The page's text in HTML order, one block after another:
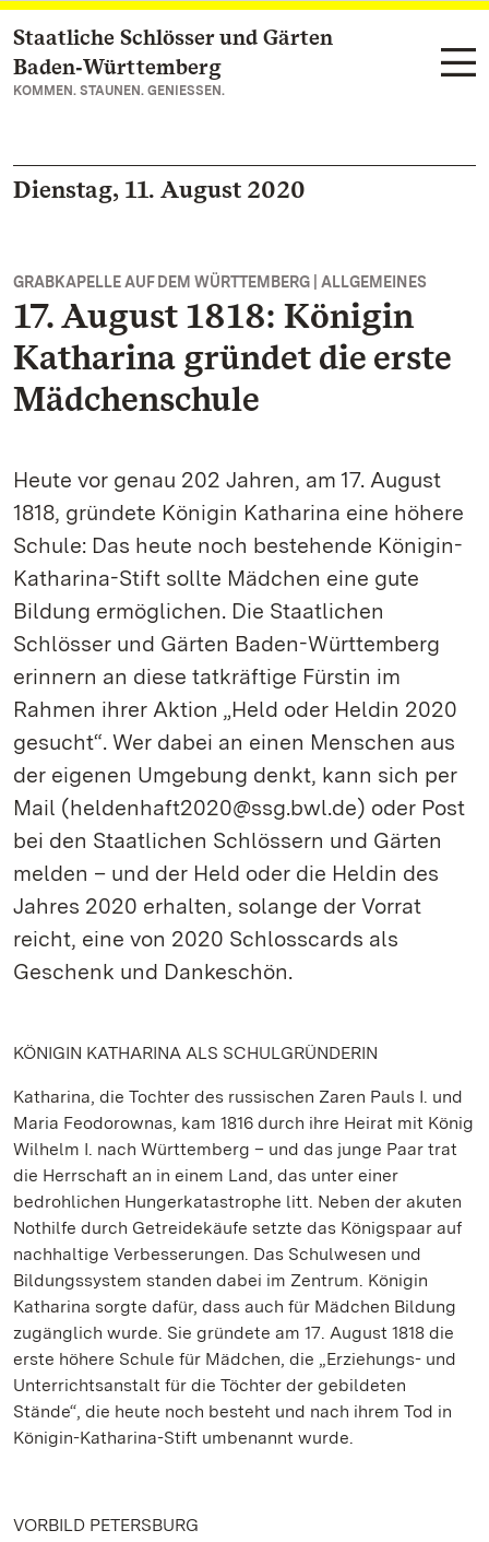
Zum Hauptinhalt springen
Staatliche Schlösser und Gärten
Baden‑Württemberg
KOMMEN. STAUNEN. GENIESSEN.
Dienstag, 11. August 2020
GRABKAPELLE AUF DEM WÜRTTEMBERG | ALLGEMEINES
17. August 1818: Königin
Katharina gründet die erste
Mädchenschule
Heute vor genau 202 Jahren, am 17. August
1818, gründete Königin Katharina eine höhere
Schule: Das heute noch bestehende Königin-
Katharina-Stift sollte Mädchen eine gute
Bildung ermöglichen. Die Staatlichen
Schlösser und Gärten Baden-Württemberg
erinnern an diese tatkräftige Fürstin im
Rahmen ihrer Aktion „Held oder Heldin 2020
gesucht“. Wer dabei an einen Menschen aus
der eigenen Umgebung denkt, kann sich per
Mail (heldenhaft2020@ssg.bwl.de) oder Post
bei den Staatlichen Schlössern und Gärten
melden – und der Held oder die Heldin des
Jahres 2020 erhalten, solange der Vorrat
reicht, eine von 2020 Schlosscards als
Geschenk und Dankeschön.
KÖNIGIN KATHARINA ALS SCHULGRÜNDERIN
Katharina, die Tochter des russischen Zaren Pauls I. und
Maria Feodorownas, kam 1816 durch ihre Heirat mit König
Wilhelm I. nach Württemberg – und das junge Paar trat
die Herrschaft an in einem Land, das unter einer
bedrohlichen Hungerkatastrophe litt. Neben der akuten
Nothilfe durch Getreidekäufe setzte das Königspaar auf
nachhaltige Verbesserungen. Das Schulwesen und
Bildungssystem standen dabei im Zentrum. Königin
Katharina sorgte dafür, dass auch für Mädchen Bildung
zugänglich wurde. Sie gründete am 17. August 1818 die
erste höhere Schule für Mädchen, die „Erziehungs- und
Unterrichtsanstalt für die Töchter der gebildeten
Stände“, die heute noch besteht und nach ihrem Tod in
Königin-Katharina-Stift umbenannt wurde.
VORBILD PETERSBURG